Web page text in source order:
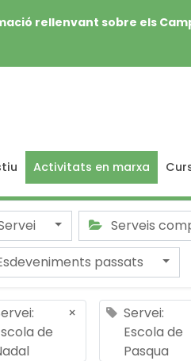
rellenvant sobre els
Activitats en marxa
Serveis
passats
de
×
Servei:
Escola de
Pasqua